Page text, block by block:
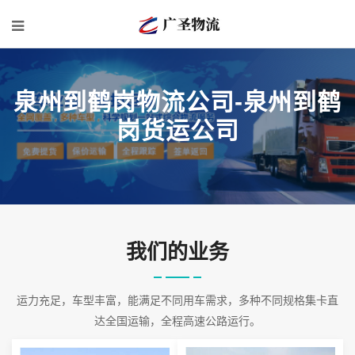
泉州到鹤岗物流公司-泉州到鹤
岗货运公司
我们的业务
运力充足，车型丰富，能满足不同用车需求，多种不同规格集卡直
达全国运输，全程高速公路运行。